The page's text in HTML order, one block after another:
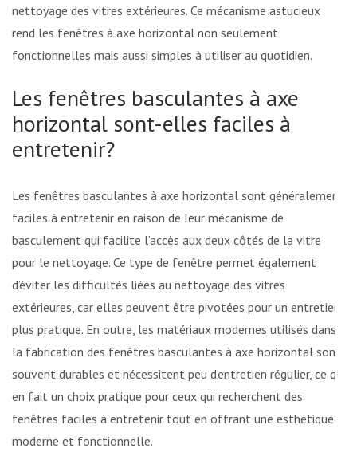
nettoyage des vitres extérieures. Ce mécanisme astucieux
rend les fenêtres à axe horizontal non seulement
fonctionnelles mais aussi simples à utiliser au quotidien.
Les fenêtres basculantes à axe
horizontal sont-elles faciles à
entretenir?
Les fenêtres basculantes à axe horizontal sont généralement
faciles à entretenir en raison de leur mécanisme de
basculement qui facilite l’accès aux deux côtés de la vitre
pour le nettoyage. Ce type de fenêtre permet également
d’éviter les difficultés liées au nettoyage des vitres
extérieures, car elles peuvent être pivotées pour un entretien
plus pratique. En outre, les matériaux modernes utilisés dans
la fabrication des fenêtres basculantes à axe horizontal sont
souvent durables et nécessitent peu d’entretien régulier, ce qui
en fait un choix pratique pour ceux qui recherchent des
fenêtres faciles à entretenir tout en offrant une esthétique
moderne et fonctionnelle.